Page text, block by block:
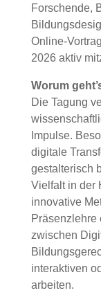
Forschende,
Online-
2026 aktiv
Worum
Die Tagung
Impulse.
digitale
gestalterisch
Vielfalt in der
innovative
Präsenzlehre
zwischen
interaktiven
arbeiten.